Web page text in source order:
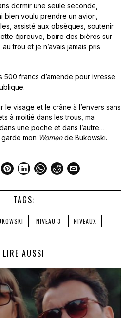
dormir une seule seconde,
bien voulu prendre un avion,
assisté aux obsèques, soutenir
épreuve, boire des bières sur
trou et je n’avais jamais pris
500 francs d’amende pour ivresse
le visage et le crâne à l’envers sans
à moitié dans les trous, ma
une poche et dans l’autre…
mon Womende Bukowski.
TAGS:
NIVEAU 3 NIVEAUX
LIRE AUSSI